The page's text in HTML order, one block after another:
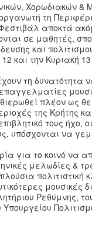
Χορωδιακών &
τη
αποκτά
σε μαθητές,
και
και την Κυριακή
τη δυνατότητα
πλέον ως
της Κρήτης
τους ήχο,
υπόσχονται να
για το κοινό
μελωδίες &
πολιτιστική
μουσικές
Ρεθύμνης,
Υπουργείου